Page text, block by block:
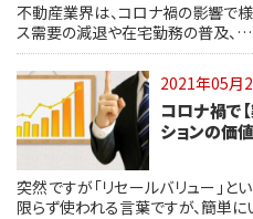
不動産業界は、コロナ禍の影響で
ス需要の減退や在宅勤務の普及、…
2021年05月
コロナ禍で
ションの価
突然ですが「リセールバリュー」
限らず使われる言葉ですが、簡単